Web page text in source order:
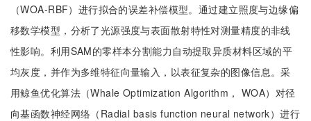
（WOA-RBF）进行拟合的误差补偿模型。通过建立照度与边缘偏
移数学模型，分析了光源强度与表面散射特性对测量精度的非线
性影响。利用SAM的零样本分割能力自动提取异质材料区域的平
均灰度，并作为多维特征向量输入，以表征复杂的图像信息。采
用鲸鱼优化算法（Whale Optimization Algorithm， WOA）对径
向基函数神经网络（Radial basis function neural network）进行